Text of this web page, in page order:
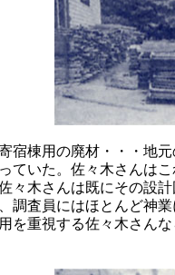
宿棟用の廃材・・・地
ていた。佐々木さんは
々木さんは既にその設
調査員にはほとんど神
を重視する佐々木さん